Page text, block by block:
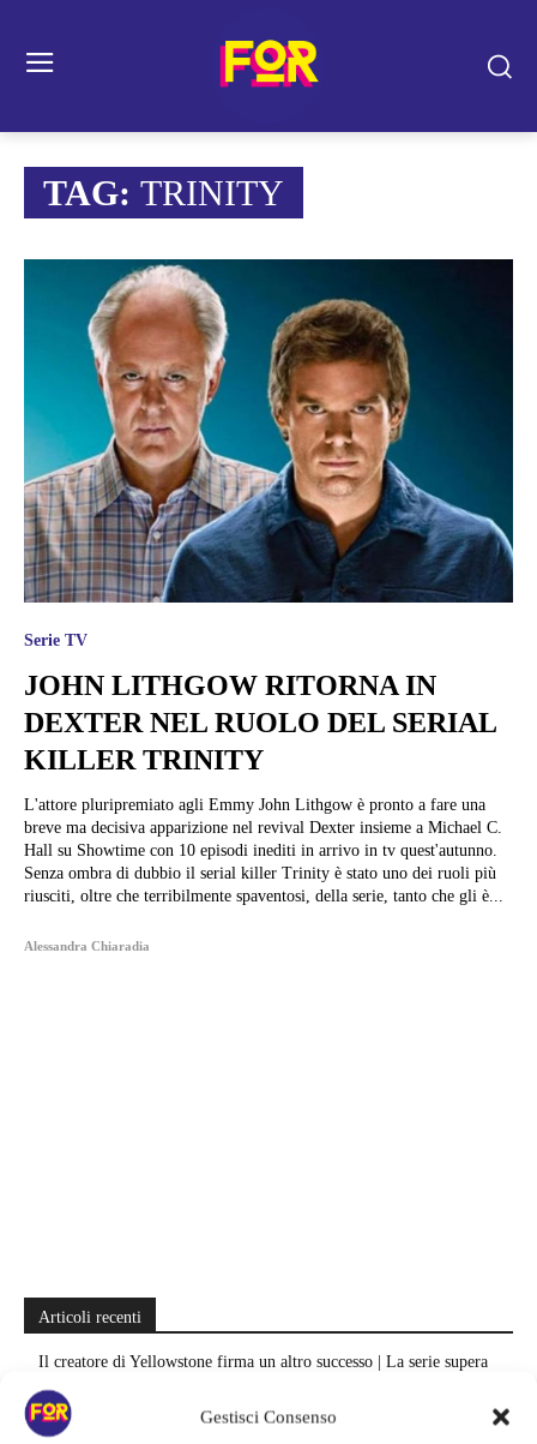
Gestisci Consenso
TAG: TRINITY
Serie TV
JOHN LITHGOW RITORNA IN
DEXTER NEL RUOLO DEL SERIAL
KILLER TRINITY
L'attore pluripremiato agli Emmy John Lithgow è pronto a fare una
breve ma decisiva apparizione nel revival Dexter insieme a Michael C.
Hall su Showtime con 10 episodi inediti in arrivo in tv quest'autunno.
Senza ombra di dubbio il serial killer Trinity è stato uno dei ruoli più
riusciti, oltre che terribilmente spaventosi, della serie, tanto che gli è...
Alessandra Chiaradia
Articoli recenti
Il creatore di Yellowstone firma un altro successo | La serie supera
Fallout e One Piece: il risultato è eccezionale
Ted Lasso cambia completamente squadra | La quarta stagione riparte